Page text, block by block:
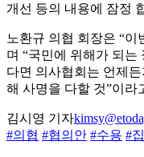
개선 등의 내용에 잠정
노환규 의협 회장은 “이
며 “국민에 위해가 되
다면 의사협회는 언제
해 사명을 다할 것”이라
김시영 기자
#의협 #협의안 #수용 #